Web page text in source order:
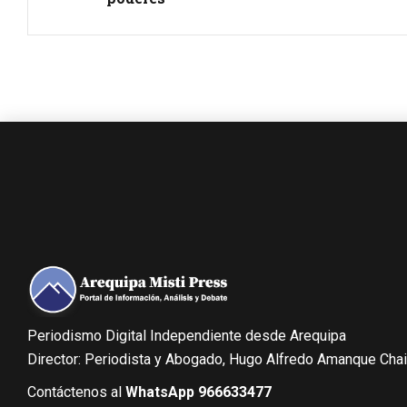
Periodismo Digital Independiente desde Arequipa
Director: Periodista y Abogado, Hugo Alfredo Amanque
Contáctenos al WhatsApp 966633477